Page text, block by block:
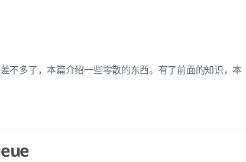
不多了，本篇介绍一些零散的东西。有了前面的知识，本